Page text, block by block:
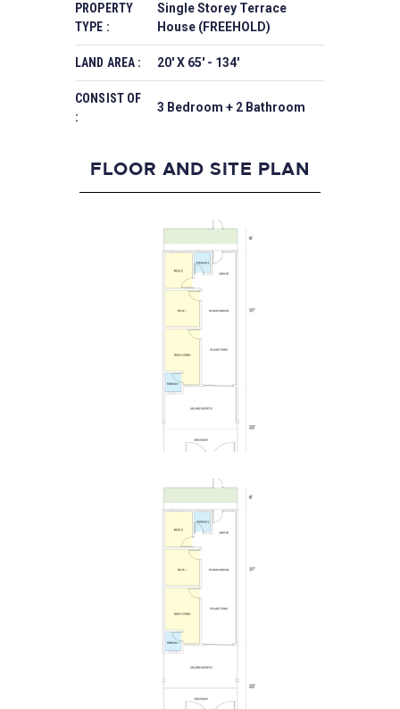
PROPERTY
TYPE :
Single Storey Terrace
House (FREEHOLD)
LAND AREA : 20' X 65' - 134'
CONSIST OF
:
3 Bedroom + 2 Bathroom
FLOOR AND SITE PLAN